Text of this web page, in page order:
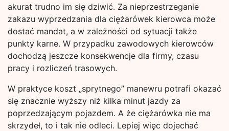
akurat trudno im się dziwić. Za nieprzestrzeganie
zakazu wyprzedzania dla ciężarówek kierowca może
dostać mandat, a w zależności od sytuacji także
punkty karne. W przypadku zawodowych kierowców
dochodzą jeszcze konsekwencje dla firmy, czasu
pracy i rozliczeń trasowych.
W praktyce koszt „sprytnego” manewru potrafi okazać
się znacznie wyższy niż kilka minut jazdy za
poprzedzającym pojazdem. A że ciężarówka nie ma
skrzydeł, to i tak nie odleci. Lepiej więc dojechać